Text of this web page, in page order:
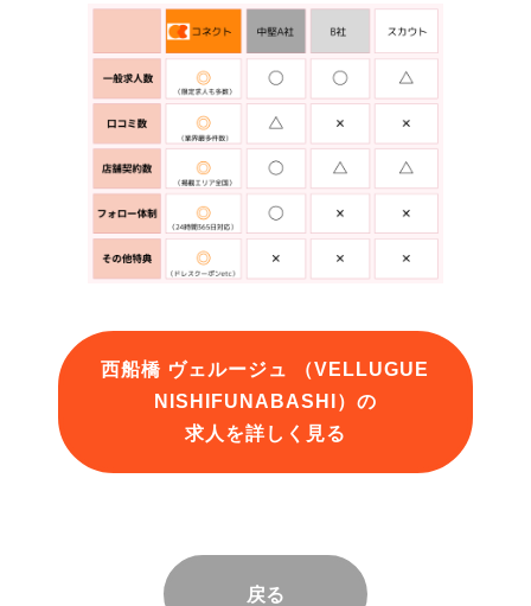
西船橋 ヴェルージュ （VELLUGUE
NISHIFUNABASHI）の
求人を詳しく見る
戻る